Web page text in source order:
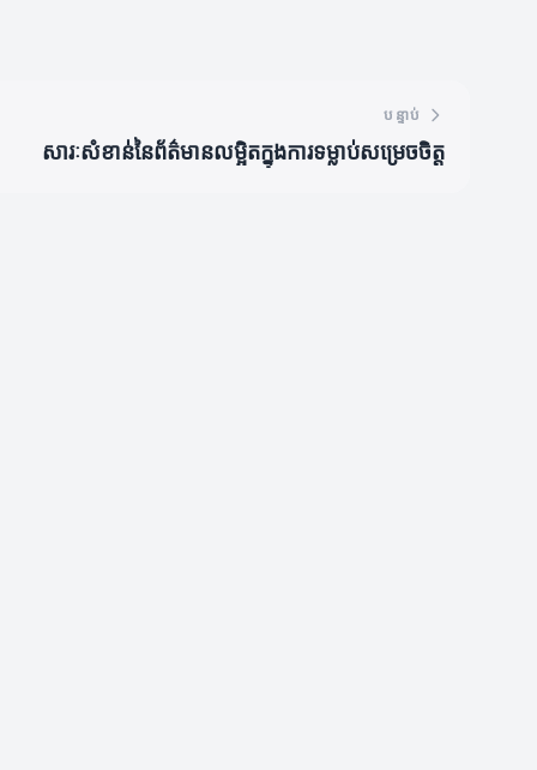
បន្ទាប់
សារៈសំខាន់នៃព័ត៌មានលម្អិតក្នុងការទម្លាប់សម្រេចចិត្ត